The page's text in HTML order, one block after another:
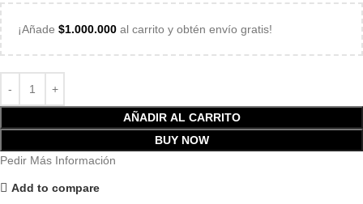
¡Añade $1.000.000 al carrito y obtén envío gratis!
AÑADIR AL CARRITO
BUY NOW
Pedir Más Información
Add to compare